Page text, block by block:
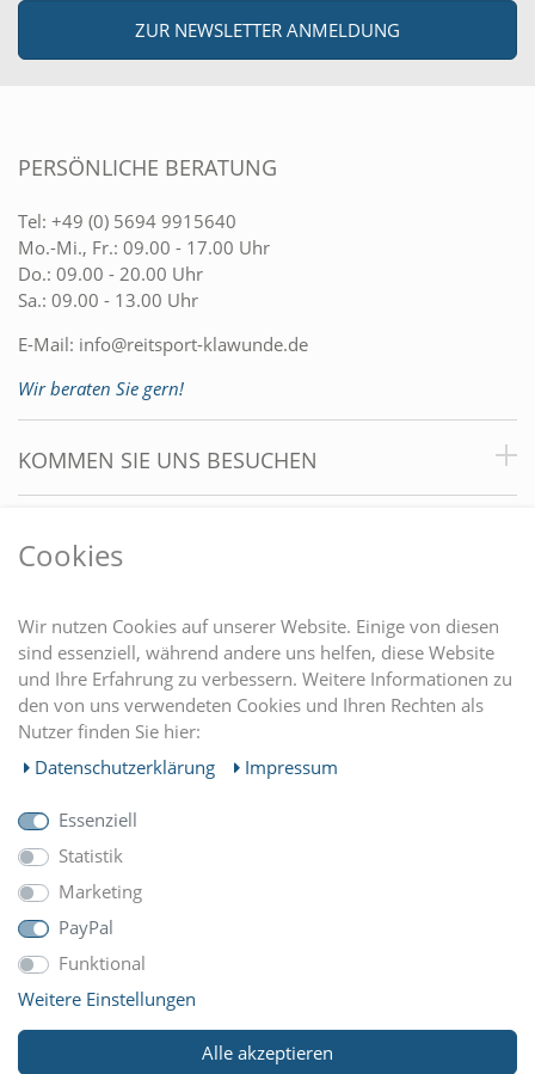
ZUR NEWSLETTER ANMELDUNG
PERSÖNLICHE BERATUNG
Tel: +49 (0) 5694 9915640
Mo.-Mi., Fr.: 09.00 - 17.00 Uhr
Do.: 09.00 - 20.00 Uhr
Sa.: 09.00 - 13.00 Uhr
E-Mail: info@reitsport-klawunde.de
Wir beraten Sie gern!
KOMMEN SIE UNS BESUCHEN
EINKAUFEN
MEIN KONTO
UNTERNEHMEN
ZAHLUNGARTEN
WIR VERSCHICKEN MIT
Cookies
Wir nutzen Cookies auf unserer Website. Einige von diesen
sind essenziell, während andere uns helfen, diese Website
und Ihre Erfahrung zu verbessern. Weitere Informationen zu
den von uns verwendeten Cookies und Ihren Rechten als
Nutzer finden Sie hier:
Daten­schutz­erklärung
Impressum
Essenziell
Statistik
Marketing
PayPal
Funktional
Weitere Einstellungen
Alle akzeptieren